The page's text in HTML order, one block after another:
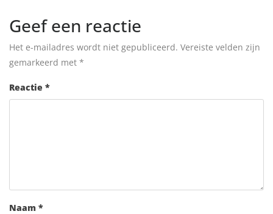
Geef een reactie
Het e-mailadres wordt niet gepubliceerd. Vereiste velden zijn
gemarkeerd met *
Reactie *
Naam *